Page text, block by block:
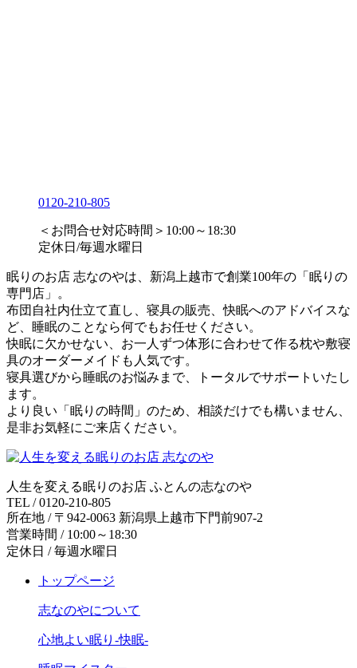
0120-210-805
＜お問合せ対応時間＞10:00～18:30
定休日/毎週水曜日
眠りのお店 志なのやは、新潟上越市で創業100年の「眠りの
専門店」。
布団自社内仕立て直し、寝具の販売、快眠へのアドバイスな
ど、睡眠のことなら何でもお任せください。
快眠に欠かせない、お一人ずつ体形に合わせて作る枕や敷寝
具のオーダーメイドも人気です。
寝具選びから睡眠のお悩みまで、トータルでサポートいたし
ます。
より良い「眠りの時間」のため、相談だけでも構いません、
是非お気軽にご来店ください。
人生を変える眠りのお店 ふとんの志なのや
TEL / 0120-210-805
所在地 / 〒942-0063 新潟県上越市下門前907-2
営業時間 / 10:00～18:30
定休日 / 毎週水曜日
トップページ
志なのやについて
心地よい眠り-快眠-